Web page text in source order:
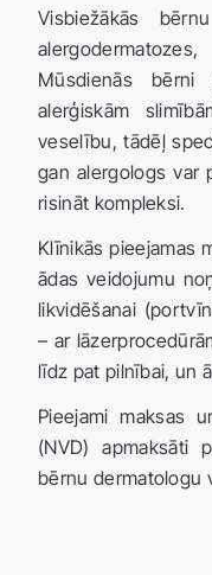
Visbiežākās
Mūsdienās
alerģiskām
veselību, tādēļ
gan alergologs var
risināt kompleksi.
Klīnikās pieejamas
ādas veidojumu
likvidēšanai
– ar
līdz pat pilnībai, un
Pieejami maksas
(NVD) apmaksāti
bērnu dermatologu